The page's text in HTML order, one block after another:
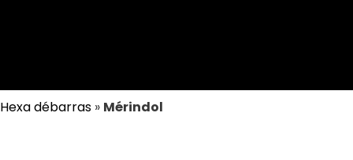
Hexa débarras » Mérindol